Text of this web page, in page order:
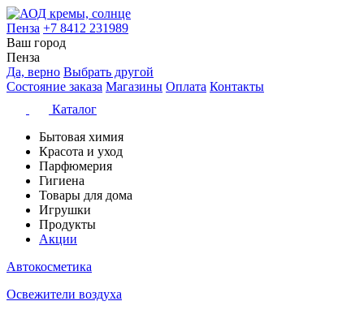
Пенза +7 8412 231989
Ваш город
Пенза
Да, верно Выбрать другой
Состояние заказа Магазины Оплата Контакты
Каталог
Бытовая химия
Красота и уход
Парфюмерия
Гигиена
Товары для дома
Игрушки
Продукты
Акции
Автокосметика
Освежители воздуха